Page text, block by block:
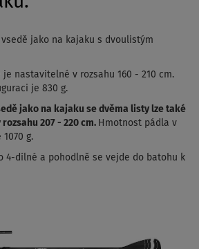
jako na kajaku s dvoulistým
nastavitelné v rozsahu 160 - 210 cm.
je 830 g.
jako na kajaku se dvěma listy lze také
207 - 220 cm. Hmotnost pádla v
g.
4-dílné a pohodlně se vejde do batohu k